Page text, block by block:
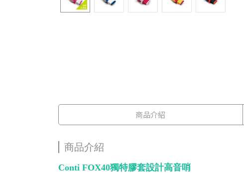
商品介紹
商品介紹
Conti FOX40獨特膠套設計高音哨